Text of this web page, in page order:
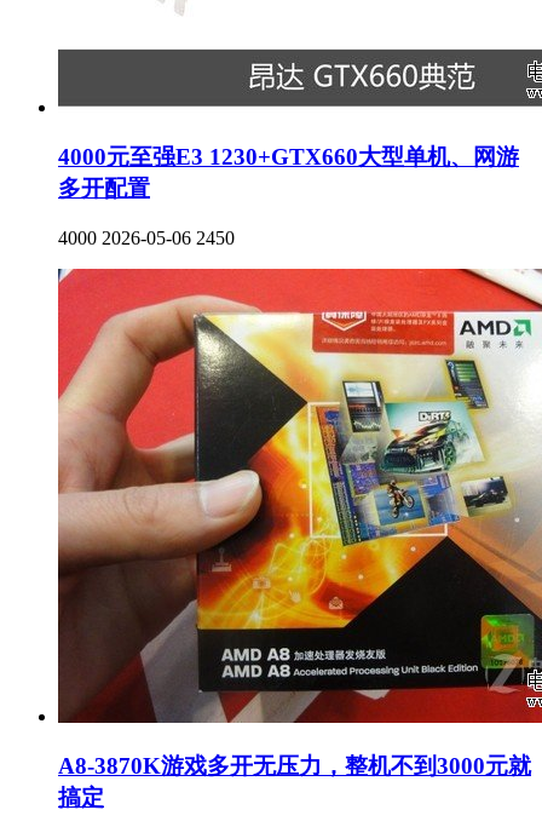
4000元至强E3 1230+GTX660大型单机、网游
多开配置
4000 2026-05-06 2450
A8-3870K游戏多开无压力，整机不到3000元就
搞定